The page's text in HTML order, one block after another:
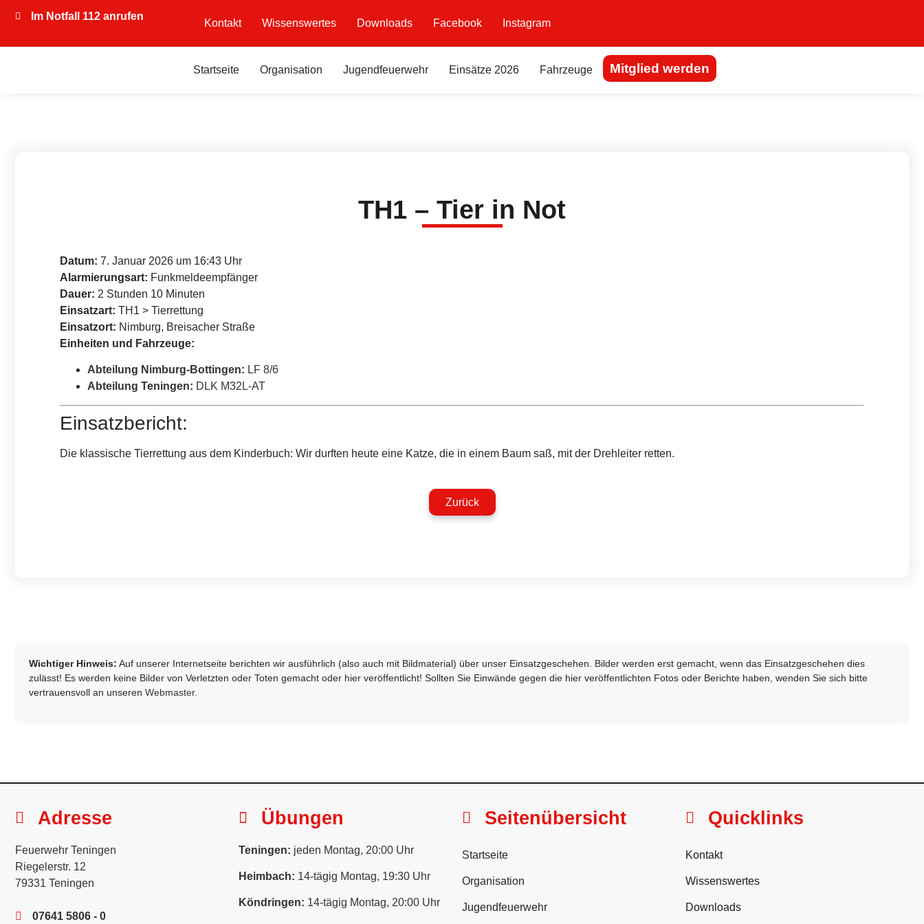
Im Notfall 112 anrufen
Kontakt Wissenswertes Downloads Facebook Instagram
Startseite Organisation Jugendfeuerwehr Einsätze 2026 Fahrzeuge Mitglied werden
TH1 – Tier in Not
Datum: 7. Januar 2026 um 16:43 Uhr
Alarmierungsart: Funkmeldeempfänger
Dauer: 2 Stunden 10 Minuten
Einsatzart: TH1 > Tierrettung
Einsatzort: Nimburg, Breisacher Straße
Einheiten und Fahrzeuge:
Abteilung Nimburg-Bottingen: LF 8/6
Abteilung Teningen: DLK M32L-AT
Einsatzbericht:
Die klassische Tierrettung aus dem Kinderbuch: Wir durften heute eine Katze, die in einem Baum saß, mit der Drehleiter retten.
Zurück
Wichtiger Hinweis: Auf unserer Internetseite berichten wir ausführlich (also auch mit Bildmaterial) über unser Einsatzgeschehen. Bilder werden erst gemacht, wenn das Einsatzgeschehen dies
zulässt! Es werden keine Bilder von Verletzten oder Toten gemacht oder hier veröffentlicht! Sollten Sie Einwände gegen die hier veröffentlichten Fotos oder Berichte haben, wenden Sie sich bitte
vertrauensvoll an unseren Webmaster.
Adresse
Feuerwehr Teningen
Riegelerstr. 12
79331 Teningen
07641 5806 - 0
Übungen
Teningen: jeden Montag, 20:00 Uhr
Heimbach: 14-tägig Montag, 19:30 Uhr
Köndringen: 14-tägig Montag, 20:00 Uhr
Seitenübersicht
Startseite
Organisation
Jugendfeuerwehr
Quicklinks
Kontakt
Wissenswertes
Downloads